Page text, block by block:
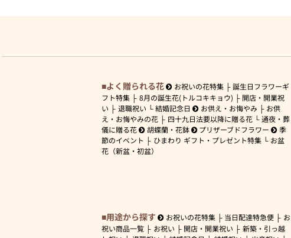
よく贈られる花 お祝いの花特集
誕生日フラワーギ
フト特集
8月の誕生花(トルコキキョウ)
開店・開業祝
い
退職祝い 結婚記念日 お供え・お悔やみ
お供
え・お悔やみの花
四十九日法要以降に贈る花
通夜・葬
儀に贈る花
胡蝶蘭・花鉢 プリザーブドフラワー
季
節のイベント
ひまわり ギフト・プレゼント特集
お盆
花（新盆・初盆）
用途から探す お祝いの花特集 当日配達特急便
お
祝い商品一覧
お祝い 開店・開業祝い
新築・引っ越